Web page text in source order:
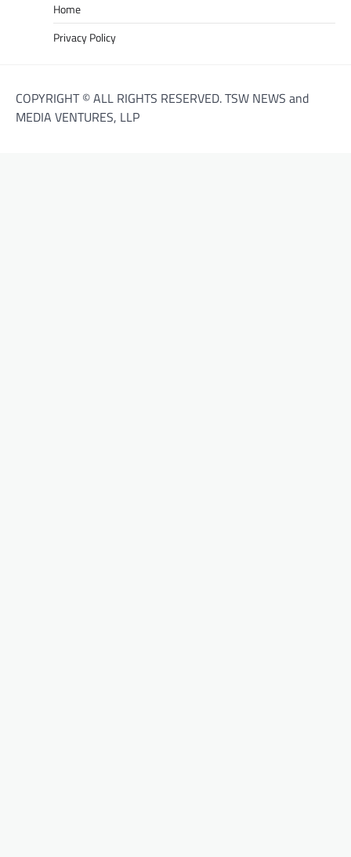
Home
Privacy Policy
COPYRIGHT © ALL RIGHTS RESERVED. TSW NEWS and
MEDIA VENTURES, LLP